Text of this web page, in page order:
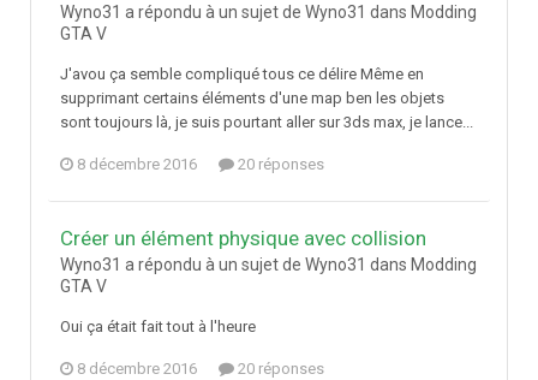
Wyno31 a répondu à un sujet de Wyno31 dans Modding
GTA V
J'avou ça semble compliqué tous ce délire Même en
supprimant certains éléments d'une map ben les objets
sont toujours là, je suis pourtant aller sur 3ds max, je lance...
8 décembre 2016 20 réponses
Créer un élément physique avec collision
Wyno31 a répondu à un sujet de Wyno31 dans Modding
GTA V
Oui ça était fait tout à l'heure
8 décembre 2016 20 réponses